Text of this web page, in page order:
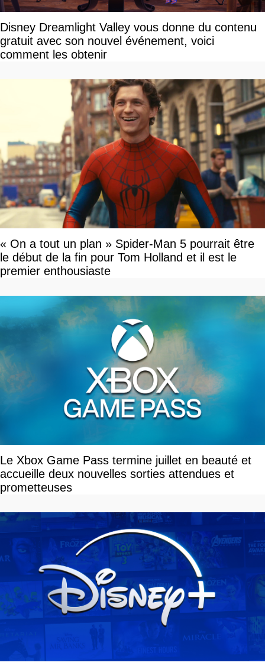
Disney Dreamlight Valley vous donne du contenu
gratuit avec son nouvel événement, voici
comment les obtenir
« On a tout un plan » Spider-Man 5 pourrait être
le début de la fin pour Tom Holland et il est le
premier enthousiaste
Le Xbox Game Pass termine juillet en beauté et
accueille deux nouvelles sorties attendues et
prometteuses